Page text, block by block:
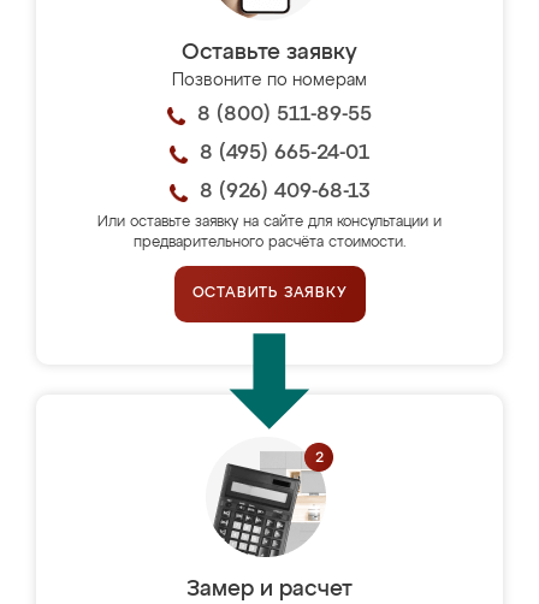
Оставьте заявку
Позвоните по номерам
8 (800) 511-89-55
8 (495) 665-24-01
8 (926) 409-68-13
Или оставьте заявку на сайте для консультации и
предварительного расчёта стоимости.
ОСТАВИТЬ ЗАЯВКУ
Замер и расчет